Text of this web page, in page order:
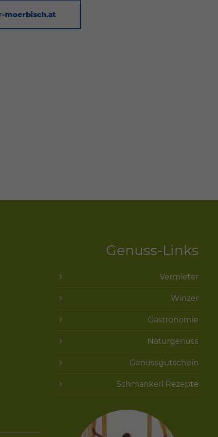
moerbisch.at
Genuss-Links
Vermieter
Winzer
Gastronomie
Naturgenuss
Genussgutschein
Schmankerl Rezepte